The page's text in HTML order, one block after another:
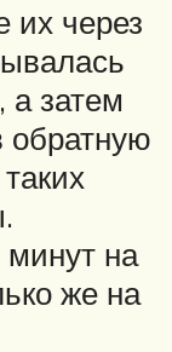
их через
а затем
обратную
минут на
же на